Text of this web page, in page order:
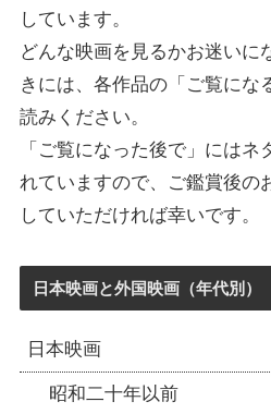
しています。
どんな映画を見るかお迷いに
きには、各作品の「ご覧にな
読みください。
「ご覧になった後で」にはネ
れていますので、ご鑑賞後の
していただければ幸いです。
日本映画と外国映画（年代別）
日本映画
昭和二十年以前